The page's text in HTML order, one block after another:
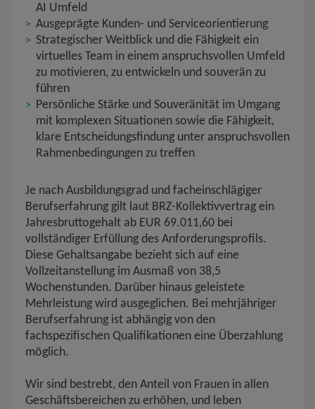
AI Umfeld
Ausgeprägte Kunden- und Serviceorientierung
Strategischer Weitblick und die Fähigkeit ein
virtuelles Team in einem anspruchsvollen Umfeld
zu motivieren, zu entwickeln und souverän zu
führen
Persönliche Stärke und Souveränität im Umgang
mit komplexen Situationen sowie die Fähigkeit,
klare Entscheidungsfindung unter anspruchsvollen
Rahmenbedingungen zu treffen
Je nach Ausbildungsgrad und facheinschlägiger
Berufserfahrung gilt laut BRZ-Kollektivvertrag ein
Jahresbruttogehalt ab EUR 69.011,60 bei
vollständiger Erfüllung des Anforderungsprofils.
Diese Gehaltsangabe bezieht sich auf eine
Vollzeitanstellung im Ausmaß von 38,5
Wochenstunden. Darüber hinaus geleistete
Mehrleistung wird ausgeglichen. Bei mehrjähriger
Berufserfahrung ist abhängig von den
fachspezifischen Qualifikationen eine Überzahlung
möglich.
Wir sind bestrebt, den Anteil von Frauen in allen
Geschäftsbereichen zu erhöhen, und leben